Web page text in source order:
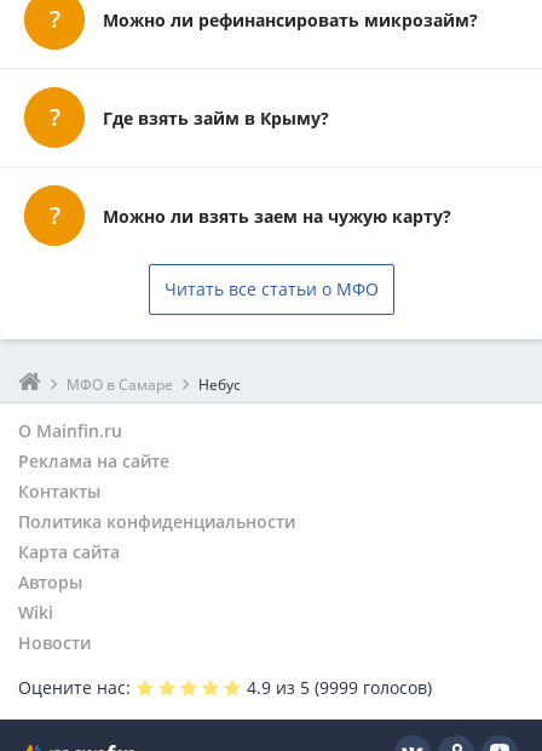
Можно ли рефинансировать микрозайм?
Где взять займ в Крыму?
Можно ли взять заем на чужую карту?
Читать все статьи о МФО
МФО в Самаре Небус
О Mainfin.ru
Реклама на сайте
Контакты
Политика конфиденциальности
Карта сайта
Авторы
Wiki
Новости
Оцените нас:
4.9 из 5 (9999 голосов)